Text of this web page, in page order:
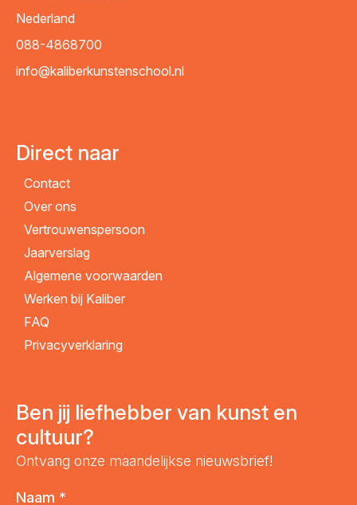
Nederland
088-4868700
info@kaliberkunstenschool.nl
Direct naar
Contact
Over ons
Vertrouwenspersoon
Jaarverslag
Algemene voorwaarden
Werken bij Kaliber
FAQ
Privacyverklaring
Ben jij liefhebber van kunst en
cultuur?
Ontvang onze maandelijkse nieuwsbrief!
Naam *